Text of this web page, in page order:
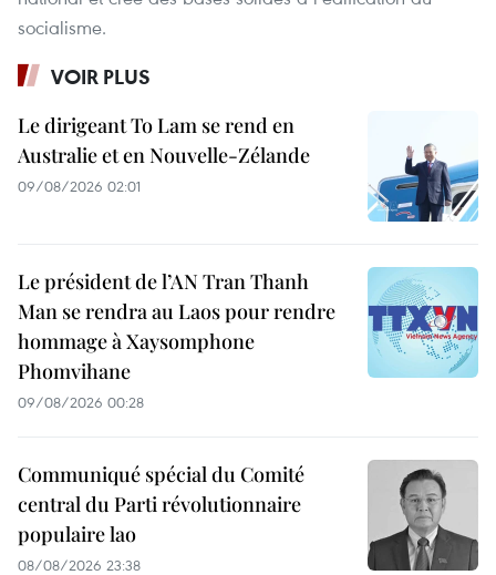
socialisme.
VOIR PLUS
Le dirigeant To Lam se rend en
Australie et en Nouvelle-Zélande
09/08/2026 02:01
Le président de l’AN Tran Thanh
Man se rendra au Laos pour rendre
hommage à Xaysomphone
Phomvihane
09/08/2026 00:28
Communiqué spécial du Comité
central du Parti révolutionnaire
populaire lao
08/08/2026 23:38